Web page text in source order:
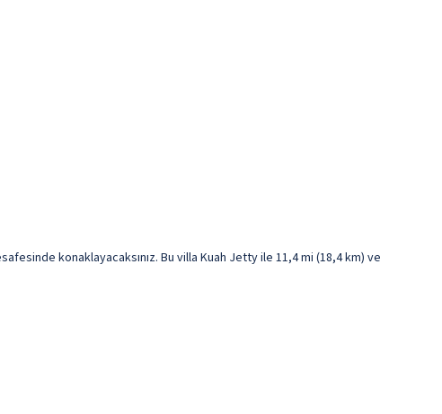
konaklayacaksınız. Bu villa Kuah Jetty ile 11,4 mi (18,4 km) ve